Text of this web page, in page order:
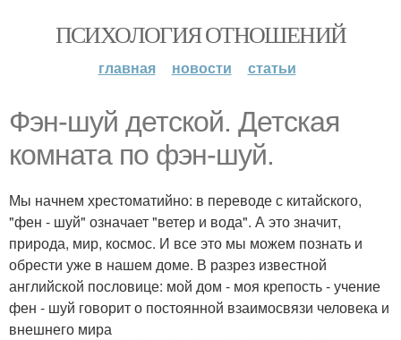
ПСИХОЛОГИЯ ОТНОШЕНИЙ
главная новости статьи
Фэн-шуй детской. Детская
комната по фэн-шуй.
Мы начнем хрестоматийно: в переводе с китайского,
"фен - шуй" означает "ветер и вода". А это значит,
природа, мир, космос. И все это мы можем познать и
обрести уже в нашем доме. В разрез известной
английской пословице: мой дом - моя крепость - учение
фен - шуй говорит о постоянной взаимосвязи человека и
внешнего мира